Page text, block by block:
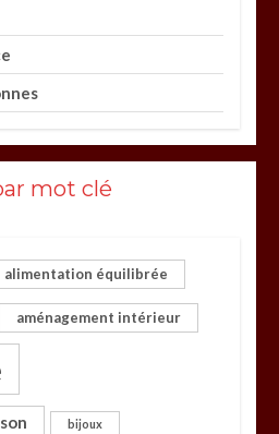
mot clé
alimentation équilibrée
aménagement intérieur
bijoux